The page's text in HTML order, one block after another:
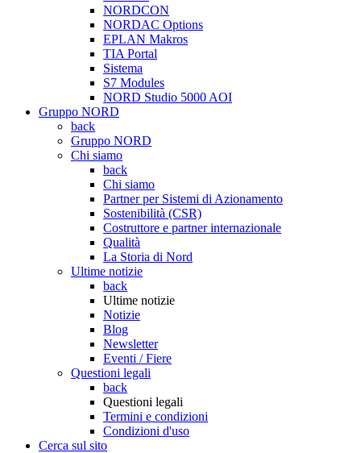
NORDCON
NORDAC Options
EPLAN Makros
TIA Portal
Sistema
S7 Modules
NORD Studio 5000 AOI
Gruppo NORD
back
Gruppo NORD
Chi siamo
back
Chi siamo
Partner per Sistemi di Azionamento
Sostenibilità (CSR)
Costruttore e partner internazionale
Qualità
La Storia di Nord
Ultime notizie
back
Ultime notizie
Notizie
Blog
Newsletter
Eventi / Fiere
Questioni legali
back
Questioni legali
Termini e condizioni
Condizioni d'uso
Cerca sul sito